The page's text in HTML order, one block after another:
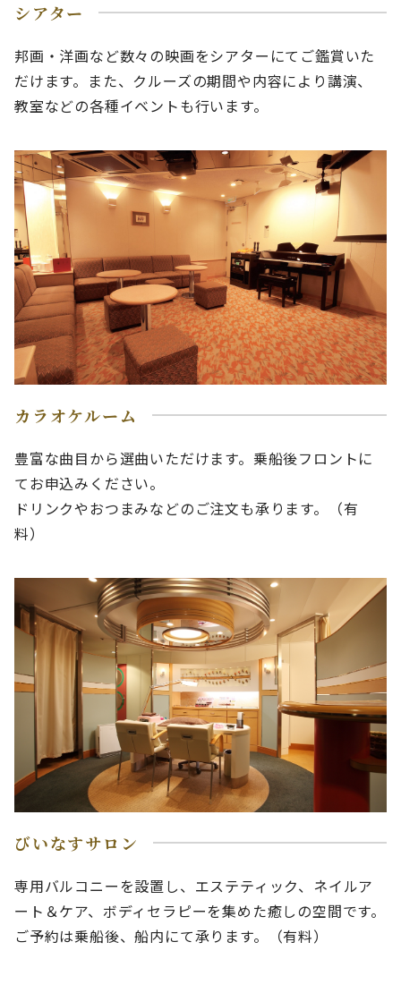
シアター
邦画・洋画など数々の映画をシアターにてご鑑賞いた
だけます。また、クルーズの期間や内容により講演、
教室などの各種イベントも行います。
カラオケルーム
豊富な曲目から選曲いただけます。乗船後フロントに
てお申込みください。
ドリンクやおつまみなどのご注文も承ります。（有
料）
びいなすサロン
専用バルコニーを設置し、エステティック、ネイルア
ート＆ケア、ボディセラピーを集めた癒しの空間です。
ご予約は乗船後、船内にて承ります。（有料）